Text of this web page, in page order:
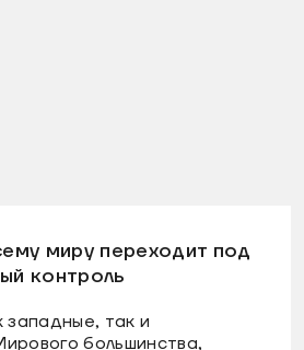
миру переходит под
контроль
западные, так и
большинства,